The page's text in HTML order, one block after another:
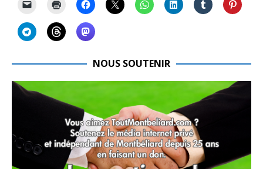
NOUS SOUTENIR